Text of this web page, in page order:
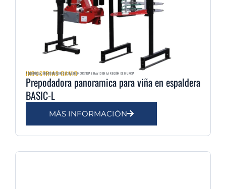
INDUSTRIAS DAVID
AGRIMULSA | DISTRIBUIDOR OFICIAL DE INDUSTRIAS DAVID EN LA REGIÓN DE MURCIA
Prepodadora panoramica para viña en espaldera
BASIC-L
MÁS INFORMACIÓN